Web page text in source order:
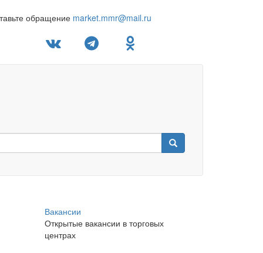
обращение market.mmr@mail.ru
Вакансии
Открытые вакансии в торговых
центрах